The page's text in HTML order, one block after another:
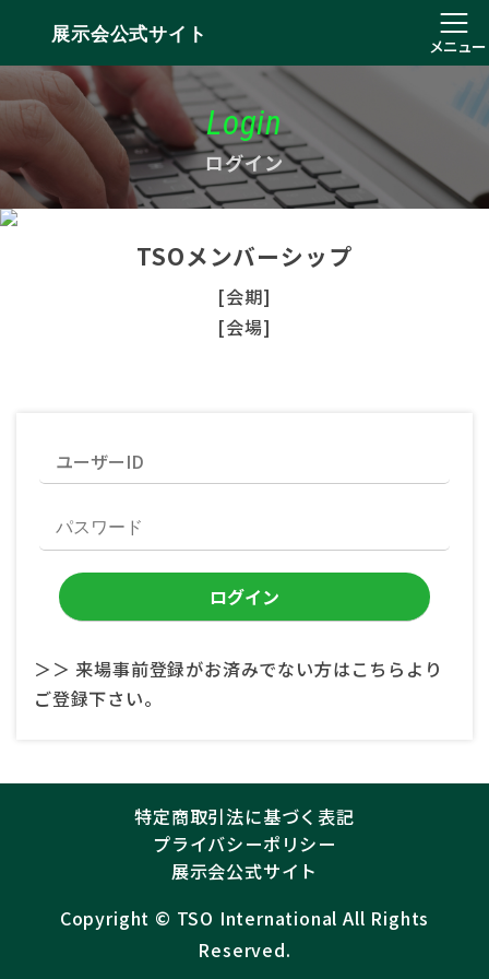
展示会公式サイト
メニュー
Login
ログイン
TSOメンバーシップ
[会期]
[会場]
＞＞ 来場事前登録がお済みでない方はこちらより
ご登録下さい。
特定商取引法に基づく表記
プライバシーポリシー
展示会公式サイト
Copyright ©︎ TSO International All Rights
Reserved.